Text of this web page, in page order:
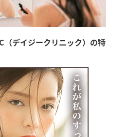
デイジークリニック）の特